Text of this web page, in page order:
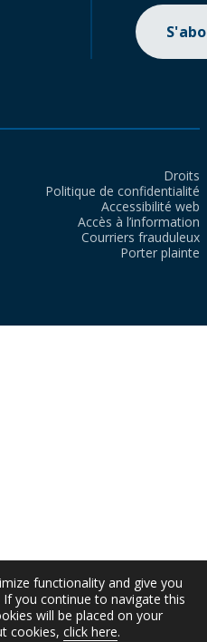
Droits
Politique de confidentialité
Accessibilité web
Accès à l’information
Courriers frauduleux
Porter plainte
functionality and give you
you continue to navigate this
will be placed on your
cookies, click here.